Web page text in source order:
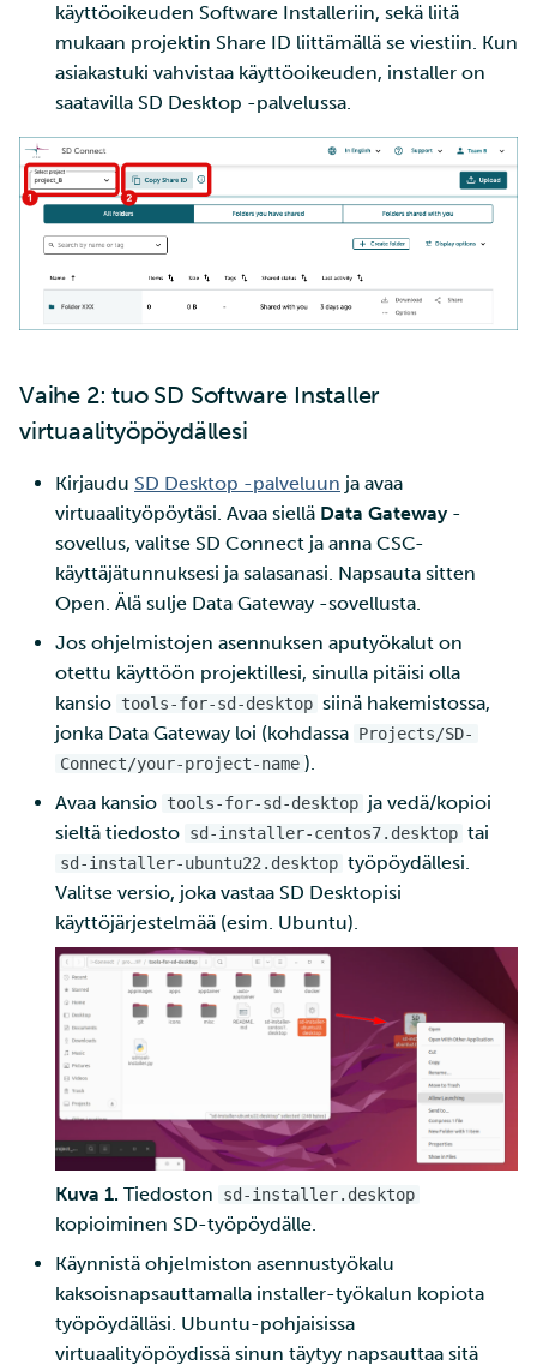
käyttöoikeuden Software Installeriin, sekä liitä
mukaan projektin Share ID liittämällä se viestiin. Kun
asiakastuki vahvistaa käyttöoikeuden, installer on
saatavilla SD Desktop -palvelussa.
Vaihe 2: tuo SD Software Installer
virtuaalityöpöydällesi
Kirjaudu SD Desktop -palveluun ja avaa
virtuaalityöpöytäsi. Avaa siellä Data Gateway-
sovellus, valitse SD Connect ja anna CSC-
käyttäjätunnuksesi ja salasanasi. Napsauta sitten
Open. Älä sulje Data Gateway -sovellusta.
Jos ohjelmistojen asennuksen aputyökalut on
otettu käyttöön projektillesi, sinulla pitäisi olla
kansio tools-for-sd-desktop siinä hakemistossa,
jonka Data Gateway loi (kohdassa Projects/SD-
Connect/your-project-name ).
Avaa kansio tools-for-sd-desktop ja vedä/kopioi
sieltä tiedosto sd-installer-centos7.desktop tai
sd-installer-ubuntu22.desktop työpöydällesi.
Valitse versio, joka vastaa SD Desktopisi
käyttöjärjestelmää (esim. Ubuntu).
Kuva 1. Tiedoston sd-installer.desktop
kopioiminen SD-työpöydälle.
Käynnistä ohjelmiston asennustyökalu
kaksoisnapsauttamalla installer-työkalun kopiota
työpöydälläsi. Ubuntu-pohjaisissa
virtuaalityöpöydissä sinun täytyy napsauttaa sitä